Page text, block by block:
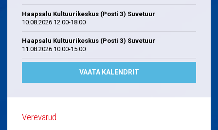
Haapsalu Kultuurikeskus (Posti 3) Suvetuur
10.08.2026 12.00-18.00
Haapsalu Kultuurikeskus (Posti 3) Suvetuur
11.08.2026 10.00-15.00
VAATA KALENDRIT
Verevarud